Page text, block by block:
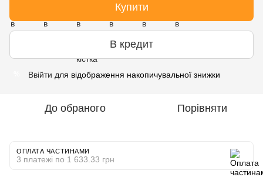
Купити
В кредит
Ввійти для відображення накопичувальної знижки
До обраного Порівняти
ОПЛАТА ЧАСТИНАМИ
3 платежі по 1 633.33 грн